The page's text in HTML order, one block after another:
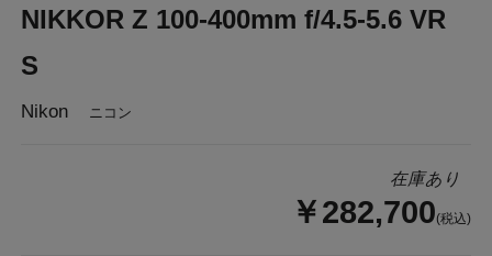
NIKKOR Z 100-400mm f/4.5-5.6 VR
S
Nikon ニコン
在庫あり
￥282,700(税込)